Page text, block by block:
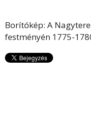
Borítókép: A
festményén 1775-